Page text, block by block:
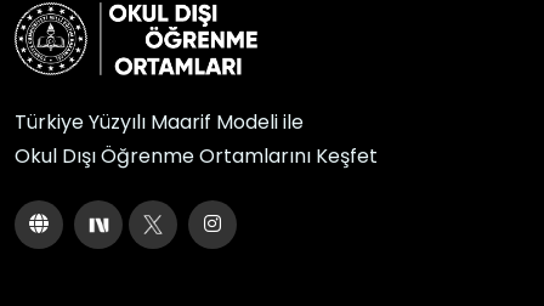
Türkiye Yüzyılı Maarif Modeli ile
Okul Dışı Öğrenme Ortamlarını Keşfet